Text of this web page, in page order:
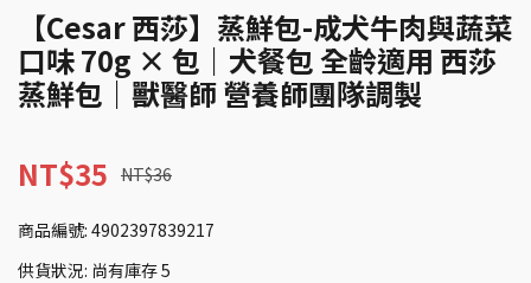
【Cesar 西莎】蒸鮮包-成犬牛肉與蔬菜
口味 70g × 包｜犬餐包 全齡適用 西莎
蒸鮮包｜獸醫師 營養師團隊調製
NT$35 NT$36
商品編號: 4902397839217
供貨狀況: 尚有庫存 5